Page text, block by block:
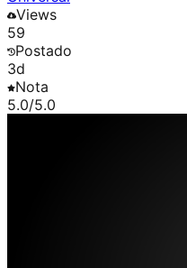
Views
59
Postado
3d
Nota
5.0/5.0